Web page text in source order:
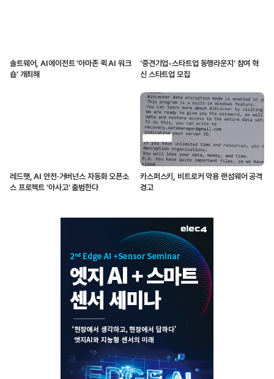
솔트웨어, AI에이전트 ‘아마존 퀵 AI 워크
숍’ 개최해
‘중견기업-스타트업 동행라운지’ 참여 혁
신 스타트업 모집
레드햇, AI 안전·거버넌스 자동화 오픈소
스 프로젝트 ‘아사고’ 출범한다
카스퍼스키, 비트로커 악용 랜섬웨어 공격
경고